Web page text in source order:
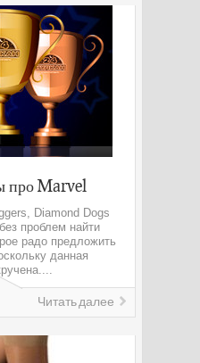
про Marvel
Diamond Dogs
проблем найти
радо предложить
данная
Читать далее